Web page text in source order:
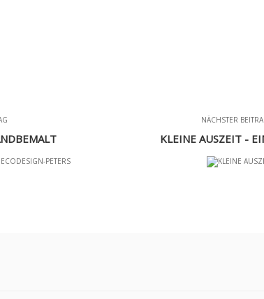
NÄCHSTER
KLEINE AUSZEIT -